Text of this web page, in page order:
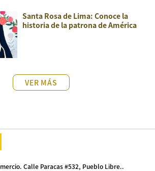
Santa Rosa de Lima: Conoce la
historia de la patrona de América
VER MÁS
Calle Paracas #532, Pueblo Libre..